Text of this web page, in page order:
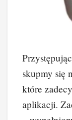
skupmy się
które
aplikacji.